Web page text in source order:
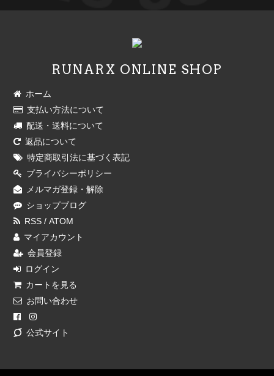
RUNARX ONLINE SHOP
ホーム
支払い方法について
配送・送料について
返品について
特定商取引法に基づく表記
プライバシーポリシー
メルマガ登録・解除
ショップブログ
RSS /ATOM
マイアカウント
会員登録
ログイン
カートを見る
お問い合わせ
公式サイト